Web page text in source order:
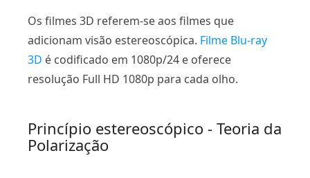
Os filmes 3D referem-se aos filmes que
adicionam visão estereoscópica. Filme Blu-ray
3D é codificado em 1080p/24 e oferece
resolução Full HD 1080p para cada olho.
Princípio estereoscópico - Teoria da
Polarização